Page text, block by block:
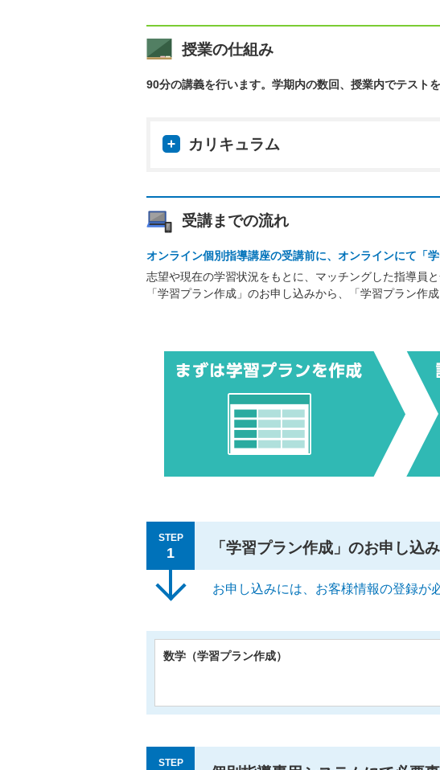
授業の仕組み
90分の講義を行います。学期内の数回、授業内でテストを
カリキュラム
受講までの流れ
オンライン個別指導講座の受講前に、オンラインにて「
志望や現在の学習状況をもとに、マッチングした指導員
「学習プラン作成」のお申し込みから、「学習プラン作
STEP
1 「学習プラン作成」のお申し込
お申し込みには、お客様情報の登録が
数学（学習プラン作成）
STEP